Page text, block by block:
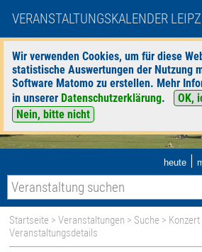
VERANSTALTUNGSKALENDER
Wir verwenden Cookies, um für diese
statistische Auswertungen der Nutzung
Software Matomo zu erstellen. Mehr
in unserer Datenschutzerklärung.
OK,
Nein, bitte nicht
heute |
Startseite >Veranstaltungen > Suche > Konzert
Veranstaltungsdetails